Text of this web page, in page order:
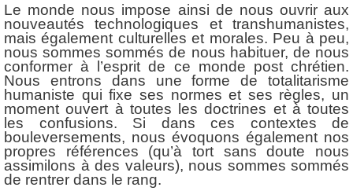
Le monde nous impose ainsi de nous ouvrir aux
nouveautés technologiques et transhumanistes,
mais également culturelles et morales. Peu à peu,
nous sommes sommés de nous habituer, de nous
conformer à l’esprit de ce monde post chrétien.
Nous entrons dans une forme de totalitarisme
humaniste qui fixe ses normes et ses règles, un
moment ouvert à toutes les doctrines et à toutes
les confusions. Si dans ces contextes de
bouleversements, nous évoquons également nos
propres références (qu’à tort sans doute nous
assimilons à des valeurs), nous sommes sommés
de rentrer dans le rang.